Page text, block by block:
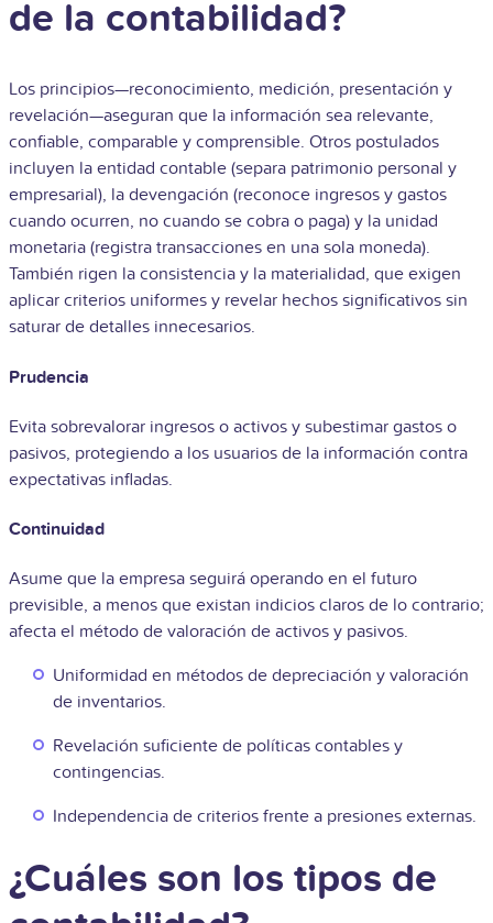
de la contabilidad?
Los principios—reconocimiento, medición, presentación y
revelación—aseguran que la información sea relevante,
confiable, comparable y comprensible. Otros postulados
incluyen la entidad contable (separa patrimonio personal y
empresarial), la devengación (reconoce ingresos y gastos
cuando ocurren, no cuando se cobra o paga) y la unidad
monetaria (registra transacciones en una sola moneda).
También rigen la consistencia y la materialidad, que exigen
aplicar criterios uniformes y revelar hechos significativos sin
saturar de detalles innecesarios.
Prudencia
Evita sobrevalorar ingresos o activos y subestimar gastos o
pasivos, protegiendo a los usuarios de la información contra
expectativas infladas.
Continuidad
Asume que la empresa seguirá operando en el futuro
previsible, a menos que existan indicios claros de lo contrario;
afecta el método de valoración de activos y pasivos.
Uniformidad en métodos de depreciación y valoración
de inventarios.
Revelación suficiente de políticas contables y
contingencias.
Independencia de criterios frente a presiones externas.
¿Cuáles son los tipos de